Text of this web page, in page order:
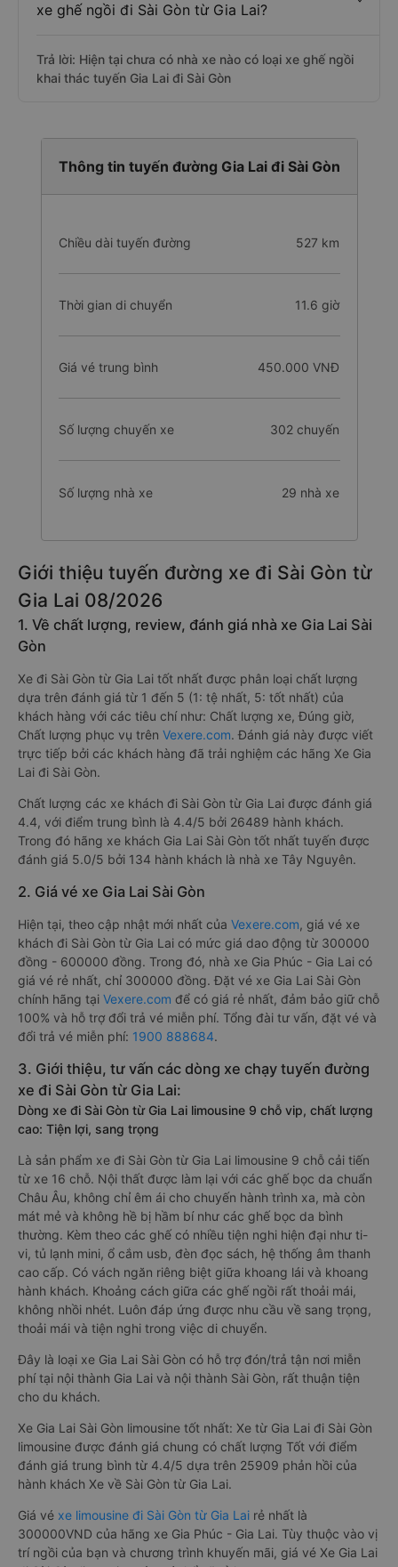
xe ghế ngồi đi Sài Gòn từ Gia Lai?
Trả lời: Hiện tại chưa có nhà xe nào có loại xe ghế ngồi
khai thác tuyến Gia Lai đi Sài Gòn
Thông tin tuyến đường Gia Lai đi Sài Gòn
Chiều dài tuyến đường 527 km
Thời gian di chuyển 11.6 giờ
Giá vé trung bình 450.000 VNĐ
Số lượng chuyến xe 302 chuyến
Số lượng nhà xe 29 nhà xe
Giới thiệu tuyến đường xe đi Sài Gòn từ
Gia Lai 08/2026
1. Về chất lượng, review, đánh giá nhà xe Gia Lai Sài
Gòn
Xe đi Sài Gòn từ Gia Lai tốt nhất được phân loại chất lượng
dựa trên đánh giá từ 1 đến 5 (1: tệ nhất, 5: tốt nhất) của
khách hàng với các tiêu chí như: Chất lượng xe, Đúng giờ,
Chất lượng phục vụ trên Vexere.com. Đánh giá này được viết
trực tiếp bởi các khách hàng đã trải nghiệm các hãng Xe Gia
Lai đi Sài Gòn.
Chất lượng các xe khách đi Sài Gòn từ Gia Lai được đánh giá
4.4, với điểm trung bình là 4.4/5 bởi 26489 hành khách.
Trong đó hãng xe khách Gia Lai Sài Gòn tốt nhất tuyến được
đánh giá 5.0/5 bởi 134 hành khách là nhà xe Tây Nguyên.
2. Giá vé xe Gia Lai Sài Gòn
Hiện tại, theo cập nhật mới nhất của Vexere.com, giá vé xe
khách đi Sài Gòn từ Gia Lai có mức giá dao động từ 300000
đồng - 600000 đồng. Trong đó, nhà xe Gia Phúc - Gia Lai có
giá vé rẻ nhất, chỉ 300000 đồng. Đặt vé xe Gia Lai Sài Gòn
chính hãng tại Vexere.com để có giá rẻ nhất, đảm bảo giữ chỗ
100% và hỗ trợ đổi trả vé miễn phí. Tổng đài tư vấn, đặt vé và
đổi trả vé miễn phí: 1900 888684.
3. Giới thiệu, tư vấn các dòng xe chạy tuyến đường
xe đi Sài Gòn từ Gia Lai:
Dòng xe đi Sài Gòn từ Gia Lai limousine 9 chỗ vip, chất lượng
cao: Tiện lợi, sang trọng
Là sản phẩm xe đi Sài Gòn từ Gia Lai limousine 9 chỗ cải tiến
từ xe 16 chỗ. Nội thất được làm lại với các ghế bọc da chuẩn
Châu Âu, không chỉ êm ái cho chuyến hành trình xa, mà còn
mát mẻ và không hề bị hầm bí như các ghế bọc da bình
thường. Kèm theo các ghế có nhiều tiện nghi hiện đại như ti-
vi, tủ lạnh mini, ổ cắm usb, đèn đọc sách, hệ thống âm thanh
cao cấp. Có vách ngăn riêng biệt giữa khoang lái và khoang
hành khách. Khoảng cách giữa các ghế ngồi rất thoải mái,
không nhồi nhét. Luôn đáp ứng được nhu cầu về sang trọng,
thoải mái và tiện nghi trong việc di chuyển.
Đây là loại xe Gia Lai Sài Gòn có hỗ trợ đón/trả tận nơi miễn
phí tại nội thành Gia Lai và nội thành Sài Gòn, rất thuận tiện
cho du khách.
Xe Gia Lai Sài Gòn limousine tốt nhất: Xe từ Gia Lai đi Sài Gòn
limousine được đánh giá chung có chất lượng Tốt với điểm
đánh giá trung bình từ 4.4/5 dựa trên 25909 phản hồi của
hành khách Xe về Sài Gòn từ Gia Lai.
Giá vé xe limousine đi Sài Gòn từ Gia Lai rẻ nhất là
300000VND của hãng xe Gia Phúc - Gia Lai. Tùy thuộc vào vị
trí ngồi của bạn và chương trình khuyến mãi, giá vé Xe Gia Lai